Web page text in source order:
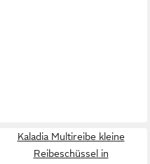
Kaladia Multireibe kleine
Reibeschüssel in